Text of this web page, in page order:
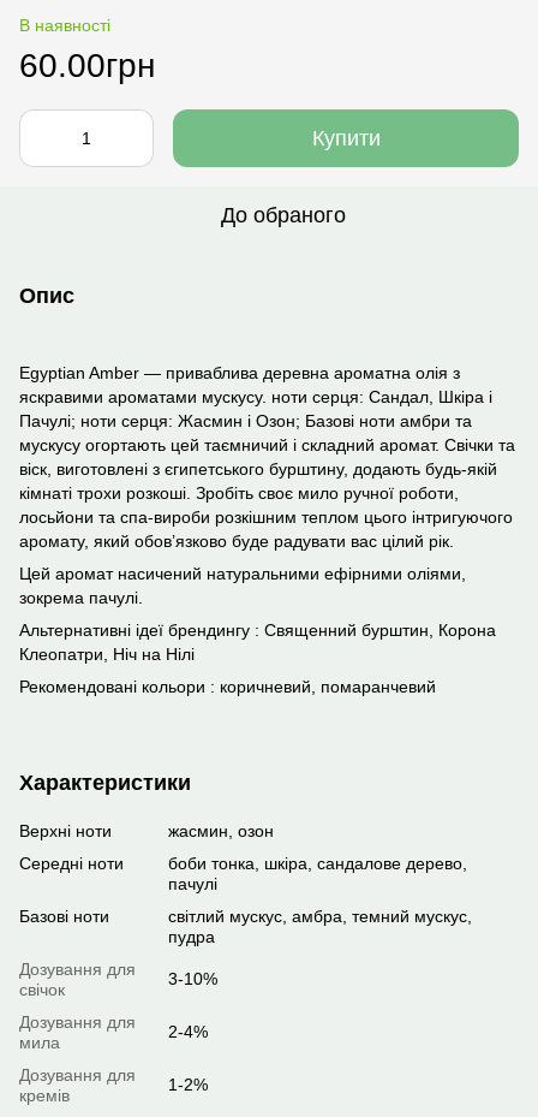
В наявності
60.00грн
Купити
До обраного
Опис
Egyptian Amber — приваблива деревна ароматна олія з
яскравими ароматами мускусу. ноти серця: Сандал, Шкіра і
Пачулі; ноти серця: Жасмин і Озон; Базові ноти амбри та
мускусу огортають цей таємничий і складний аромат. Свічки та
віск, виготовлені з єгипетського бурштину, додають будь-якій
кімнаті трохи розкоші. Зробіть своє мило ручної роботи,
лосьйони та спа-вироби розкішним теплом цього інтригуючого
аромату, який обов’язково буде радувати вас цілий рік.
Цей аромат насичений натуральними ефірними оліями,
зокрема пачулі.
Альтернативні ідеї брендингу : Священний бурштин, Корона
Клеопатри, Ніч на Нілі
Рекомендовані кольори : коричневий, помаранчевий
Характеристики
Верхні ноти
жасмин, озон
Середні ноти
боби тонка, шкіра, сандалове дерево,
пачулі
Базові ноти
світлий мускус, амбра, темний мускус,
пудра
Дозування для
свічок
3-10%
Дозування для
мила
2-4%
Дозування для
кремів
1-2%